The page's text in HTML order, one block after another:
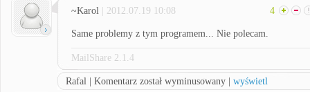
~Karol | 2012.07.19 10:08 4
Same problemy z tym programem... Nie polecam.
MailShare 2.1.4
Rafal | Komentarz został wyminusowany | wyświetl